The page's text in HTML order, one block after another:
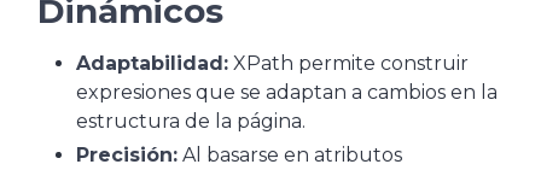
Dinámicos
Adaptabilidad: XPath permite construir
expresiones que se adaptan a cambios en la
estructura de la página.
Precisión: Al basarse en atributos